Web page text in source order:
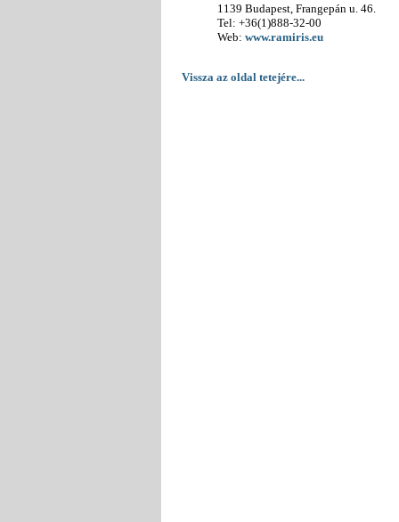
1139 Budapest, Frangepán u. 46.
Tel: +36(1)888-32-00
Web: www.ramiris.eu
Vissza az oldal tetejére...